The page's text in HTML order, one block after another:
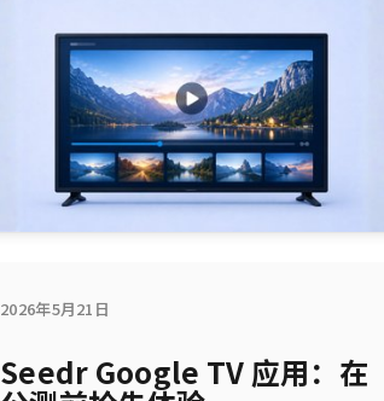
2026年5月21日
Seedr Google TV 应用：在